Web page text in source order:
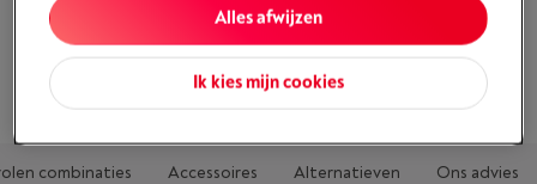
Bestaat ook in andere kleuren
Alle6kleuren
combinaties Accessoires Alternatieven Ons advies
Ik kies mijn cookies
Alles afwijzen